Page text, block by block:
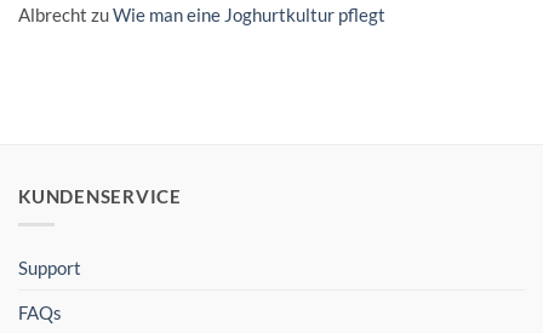
Albrecht zuWie man eine Joghurtkultur pflegt
KUNDENSERVICE
Support
FAQs